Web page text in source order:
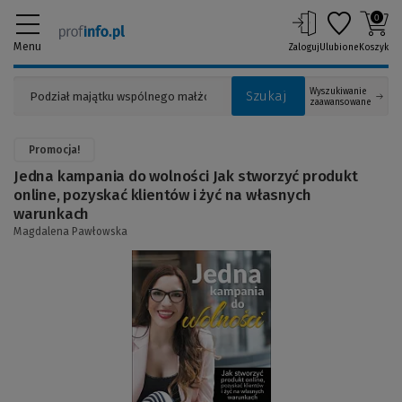
Menu
Szukaj
Wyszukiwanie
zaawansowane
ZalogujUlubione
0
Koszyk
Promocja!
Jedna kampania do wolności Jak stworzyć produkt
online, pozyskać klientów i żyć na własnych
warunkach
Magdalena Pawłowska